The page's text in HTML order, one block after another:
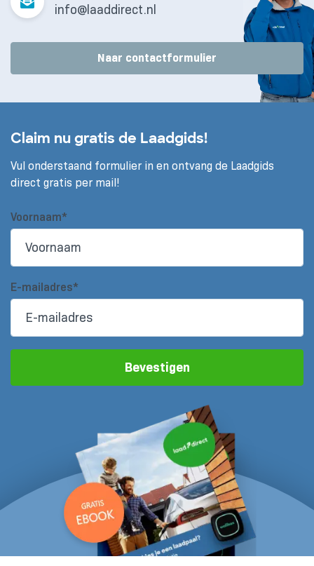
info@laaddirect.nl
Naar contactformulier
Claim nu gratis de Laadgids!
Vul onderstaand formulier in en ontvang de Laadgids
direct gratis per mail!
Voornaam*
E-mailadres*
Bevestigen